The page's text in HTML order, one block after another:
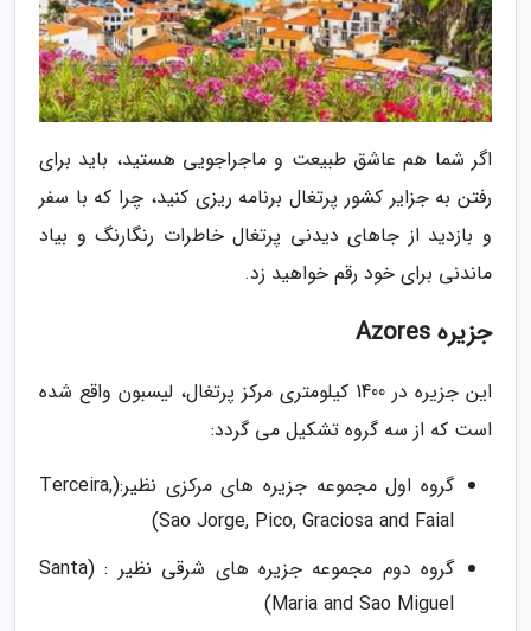
اگر شما هم عاشق طبیعت و ماجراجویی هستید، باید برای
رفتن به جزایر کشور پرتغال برنامه ریزی کنید، چرا که با سفر
و بازدید از جاهای دیدنی پرتغال خاطرات رنگارنگ و بیاد
ماندنی برای خود رقم خواهید زد.
جزیره Azores
این جزیره در 1400 کیلومتری مرکز پرتغال، لیسبون واقع شده
است که از سه گروه تشکیل می گردد:
گروه اول مجموعه جزیره های مرکزی نظیر:(Terceira,
Sao Jorge, Pico, Graciosa and Faial)
گروه دوم مجموعه جزیره های شرقی نظیر : (Santa
Maria and Sao Miguel)